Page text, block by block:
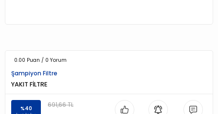
0.00 Puan / 0 Yorum
Şampiyon Filtre
YAKIT FİLTRE
%40
691,66 TL